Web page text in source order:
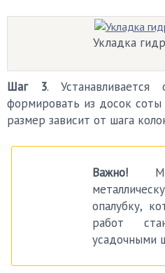
Укладка
Шаг 3. Устанавливается
формировать из досок
размер зависит от шага
Важно!
опалубку,
работ
усадочными